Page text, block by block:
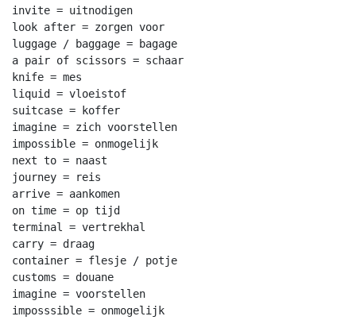
invite = uitnodigen
look after = zorgen voor
luggage / baggage = bagage
a pair of scissors = schaar
knife = mes
liquid = vloeistof
suitcase = koffer
imagine = zich voorstellen
impossible = onmogelijk
next to = naast
journey = reis
arrive = aankomen
on time = op tijd
terminal = vertrekhal
carry = draag
container = flesje / potje
customs = douane
imagine = voorstellen
imposssible = onmogelijk